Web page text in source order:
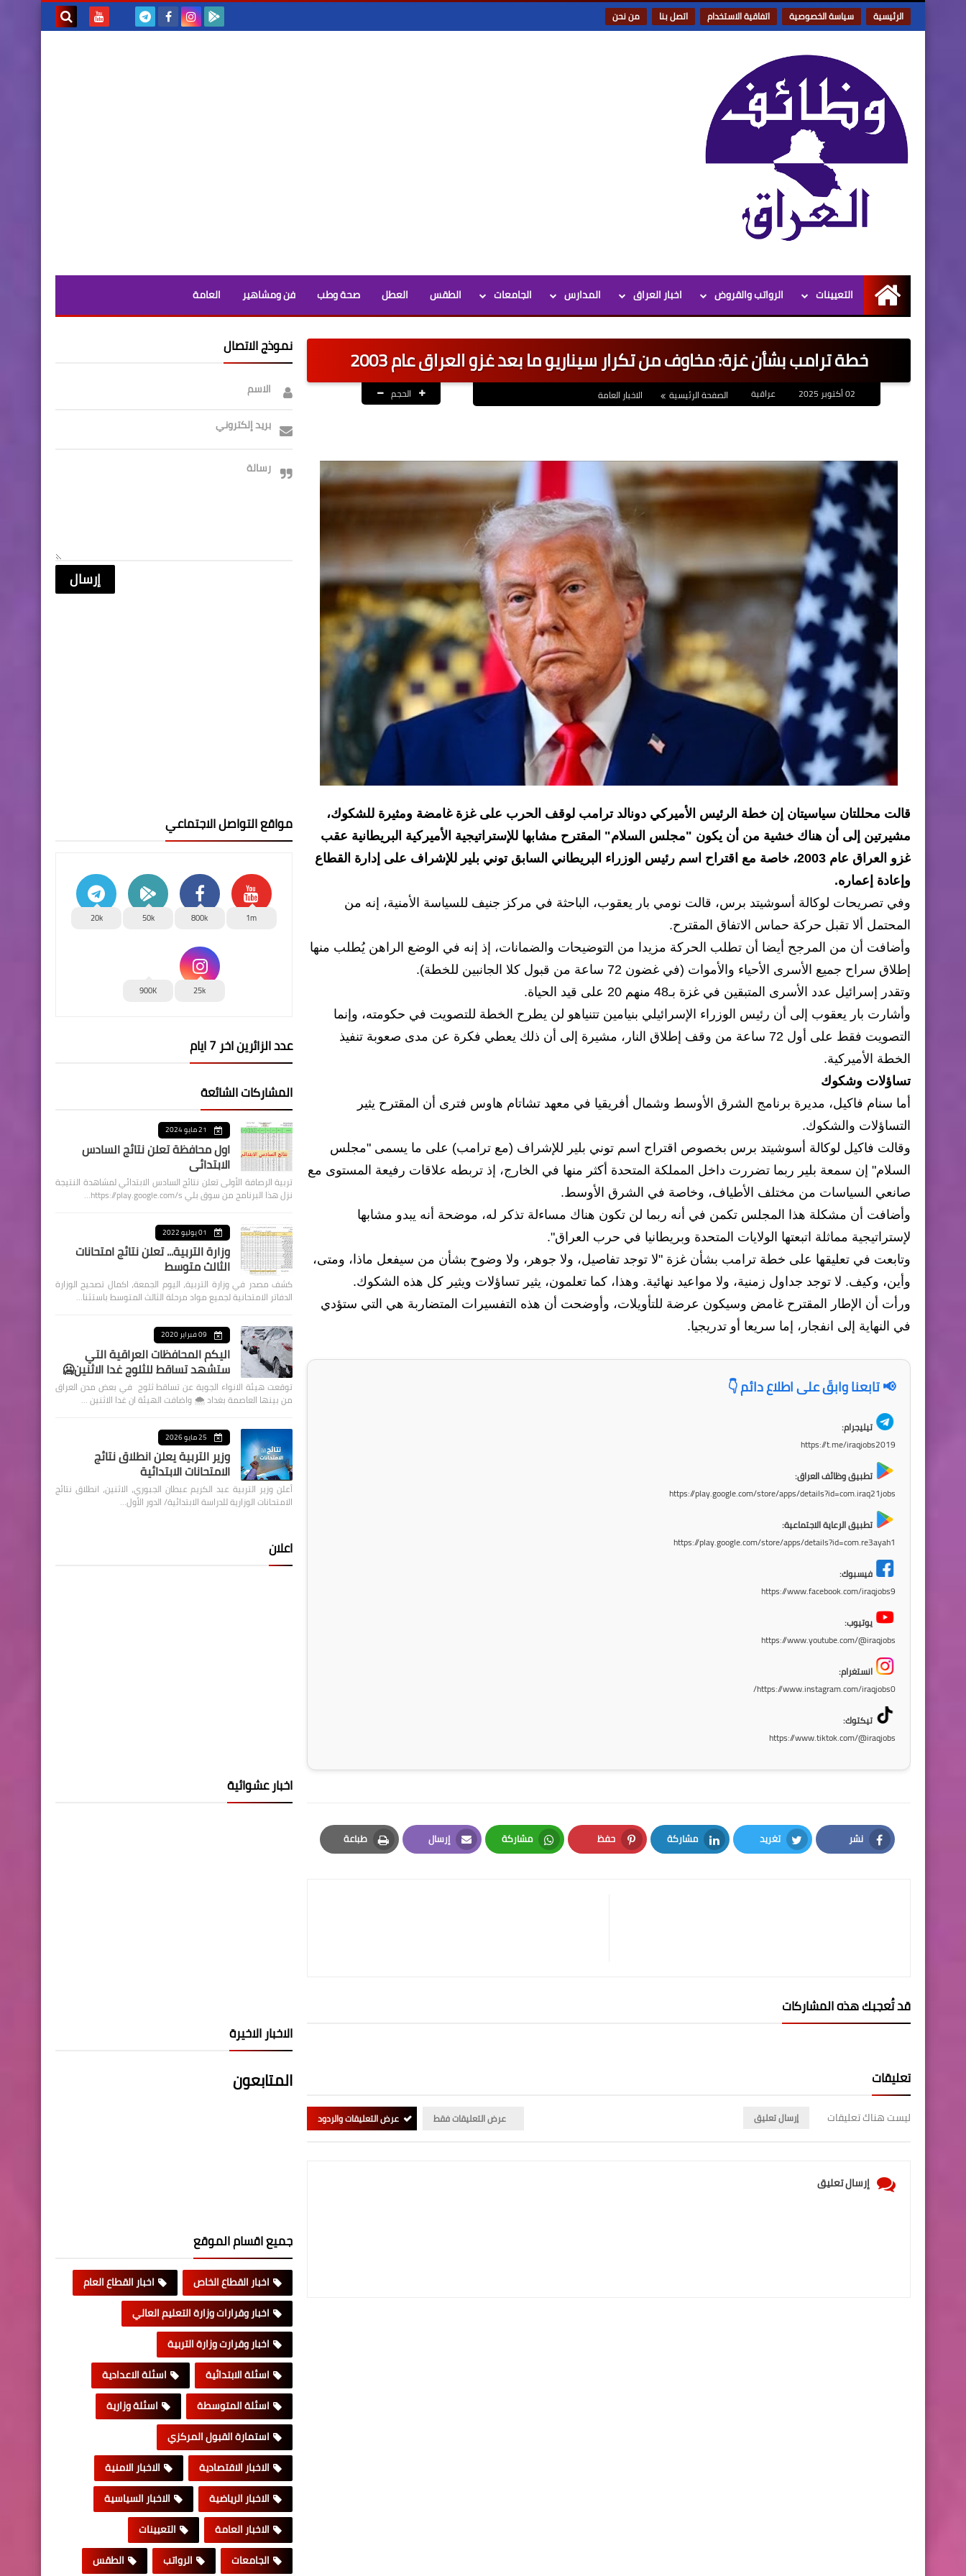
الرئيسية سياسة الخصوصية اتفاقية الاستخدام اتصل بنا من نحن
الرئيسية
التعيينات الرواتب والقروض اخبار العراق المدارس الجامعات الطقس العطل صحة وطب فن ومشاهير العامة
خطة ترامب بشأن غزة: مخاوف من تكرار سيناريو ما بعد غزو العراق عام 2003
عراقية الصفحة الرئيسية الاخبار العامة الحجم
قالت محللتان سياسيتان إن خطة الرئيس الأميركي دونالد ترامب لوقف الحرب على غزة غامضة ومثيرة للشكوك،
مشيرتين إلى أن هناك خشية من أن يكون "مجلس السلام" المقترح مشابها للإستراتيجية الأميركية البريطانية عقب
غزو العراق عام 2003، خاصة مع اقتراح اسم رئيس الوزراء البريطاني السابق توني بلير للإشراف على إدارة القطاع
وإعادة إعماره.
وفي تصريحات لوكالة أسوشيتد برس، قالت نومي بار يعقوب، الباحثة في مركز جنيف للسياسة الأمنية، إنه من
المحتمل ألا تقبل حركة حماس الاتفاق المقترح.
وأضافت أن من المرجح أيضا أن تطلب الحركة مزيدا من التوضيحات والضمانات، إذ إنه في الوضع الراهن يُطلب منها
إطلاق سراح جميع الأسرى الأحياء والأموات (في غضون 72 ساعة من قبول كلا الجانبين للخطة).
وتقدر إسرائيل عدد الأسرى المتبقين في غزة بـ48 منهم 20 على قيد الحياة.
وأشارت بار يعقوب إلى أن رئيس الوزراء الإسرائيلي بنيامين تتنياهو لن يطرح الخطة للتصويت في حكومته، وإنما
التصويت فقط على أول 72 ساعة من وقف إطلاق النار، مشيرة إلى أن ذلك يعطي فكرة عن مدى صعوبة تنفيذ
الخطة الأميركية.
تساؤلات وشكوك
أما سنام فاكيل، مديرة برنامج الشرق الأوسط وشمال أفريقيا في معهد تشاتام هاوس فترى أن المقترح يثير
التساؤلات والشكوك.
وقالت فاكيل لوكالة أسوشيتد برس بخصوص اقتراح اسم توني بلير للإشراف (مع ترامب) على ما يسمى "مجلس
السلام" إن سمعة بلير ربما تضررت داخل المملكة المتحدة أكثر منها في الخارج، إذ تربطه علاقات رفيعة المستوى مع
صانعي السياسات من مختلف الأطياف، وخاصة في الشرق الأوسط.
وأضافت أن مشكلة هذا المجلس تكمن في أنه ربما لن تكون هناك مساءلة تذكر له، موضحة أنه يبدو مشابها
لإستراتيجية مماثلة اتبعتها الولايات المتحدة وبريطانيا في حرب العراق".
وتابعت في تعليقها على خطة ترامب بشأن غزة "لا توجد تفاصيل، ولا جوهر، ولا وضوح بشأن من سيفعل ماذا، ومتى،
وأين، وكيف. لا توجد جداول زمنية، ولا مواعيد نهائية. وهذا، كما تعلمون، يثير تساؤلات ويثير كل هذه الشكوك.
ورأت أن الإطار المقترح غامض وسيكون عرضة للتأويلات، وأوضحت أن هذه التفسيرات المتضاربة هي التي ستؤدي
في النهاية إلى انفجار، إما سريعا أو تدريجيا.
📢 تابعنا وابقَ على اطلاع دائم 👇
تيليجرام:
https://t.me/iraqjobs2019
تطبيق وظائف العراق:
https://play.google.com/store/apps/details?id=com.iraq21jobs
تطبيق الرعاية الاجتماعية:
https://play.google.com/store/apps/details?id=com.re3ayah1
فيسبوك:
https://www.facebook.com/iraqjobs9
يوتيوب:
https://www.youtube.com/@iraqjobs
انستغرام:
https://www.instagram.com/iraqjobs0/
تيكتوك:
https://www.tiktok.com/@iraqjobs
نشر
Facebook
تغريد
Twitter
مشاركة
LinkedIn
حفظ
Pinterest
مشاركة
Whatsapp
إرسال
Email
طباعة
Print
قد تُعجبك هذه المشاركات
تعليقات
ليست هناك تعليقات إرسال تعليق عرض التعليقات فقط عرض التعليقات والردود
إرسال تعليق
نموذج الاتصال
الاسم
بريد إلكتروني
رسالة
مواقع التواصل الاجتماعي
1m
800k
50k
20k
25k
900K
عدد الزائرين اخر 7 ايام
المشاركات الشائعة
21 مايو 2024
اول محافظة تعلن نتائج السادس
الابتدائي
تربية الرصافة الأولى تعلن نتائج السادس الابتدائي لمشاهدة النتيجة
نزل هذا البرنامج من سوق بلي https://play.google.com/s…
01 يوليو 2022
وزارة التربية... تعلن نتائج امتحانات
الثالث متوسط
كشف مصدر في وزارة التربية، اليوم الجمعة، اكمال تصحيح الوزارة
الدفاتر الامتحانية لجميع مواد مرحلة الثالث المتوسط باستثنا…
09 فبراير 2020
اليكم المحافظات العراقية التي
ستشهد تساقط للثلوج غدا الاثنين🥶
توقعت هيئة الانواء الجوية عن تساقط ثلوج في بعض مدن العراق
من بينها العاصمة بغداد ⁦🌨️⁩ واضافت الهيئة ان غدا الاثنين …
25 مايو 2026
وزير التربية يعلن انطلاق نتائج
الامتحانات الابتدائية
أعلن وزير التربية عبد الكريم عبطان الجبوري، الاثنين، انطلاق نتائج
الامتحانات الوزارية للدراسة الابتدائية/ الدور الأول…
اعلان
اخبار عشوائية
الاخبار الاخيرة
المتابعون
جميع اقسام الموقع
اخبار القطاع الخاص
اخبار القطاع العام
اخبار وقرارات وزارة التعليم العالي
اخبار وقرارت وزارة التربية
اسئلة الابتدائية
اسئلة الاعدادية
اسئلة المتوسطة
اسئلة وزارية
استمارة القبول المركزي
الاخبار الاقتصادية
الاخبار الامنية
الاخبار الرياضية
الاخبار السياسية
الاخبار العامة
التعيينات
الجامعات
الرواتب الطقس